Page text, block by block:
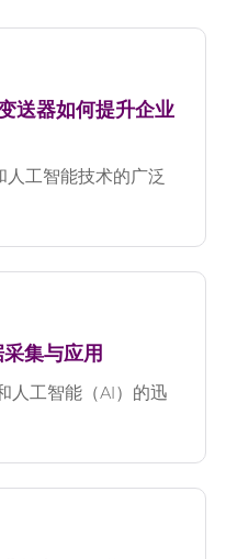
送器如何提升企业
工智能技术的广泛
集与应用
人工智能（AI）的迅